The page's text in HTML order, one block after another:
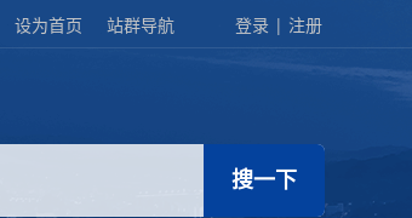
设为首页 站群导航 登录 | 注册